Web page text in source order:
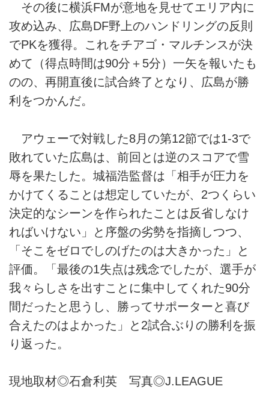
その後に横浜FMが意地を見せてエリア内に
攻め込み、広島DF野上のハンドリングの反則
でPKを獲得。これをチアゴ・マルチンスが決
めて（得点時間は90分＋5分）一矢を報いたも
のの、再開直後に試合終了となり、広島が勝
利をつかんだ。
アウェーで対戦した8月の第12節では1-3で
敗れていた広島は、前回とは逆のスコアで雪
辱を果たした。城福浩監督は「相手が圧力を
かけてくることは想定していたが、2つくらい
決定的なシーンを作られたことは反省しなけ
ればいけない」と序盤の劣勢を指摘しつつ、
「そこをゼロでしのげたのは大きかった」と
評価。「最後の1失点は残念でしたが、選手が
我々らしさを出すことに集中してくれた90分
間だったと思うし、勝ってサポーターと喜び
合えたのはよかった」と2試合ぶりの勝利を振
り返った。
現地取材◎石倉利英 写真◎J.LEAGUE